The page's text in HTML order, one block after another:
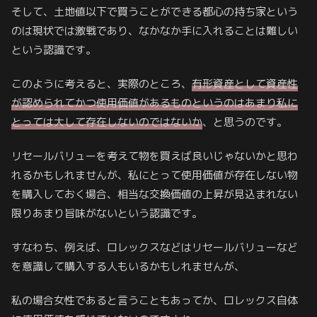
そして、土地値以下で買うことができる都心の持ち家という
のは現状では激戦であり、なかなか手に入れることは難しい
という認識です。
このように考えると、実際のところ、 有形資産として資産性
が認められてかつ使用価値があるものというのはあまり私に
とっては大して存在しないのではないか、と思うのです。
リセールバリューを考えて物を買えば良いじゃないかと思わ
れるかもしれませんが、私にとって使用価値が存在しない物
を購入しておく場合、相当な交換価値の上昇が見込まれない
限りあまり旨味がないという認識です。
すなわち、例えば、ロレックスなどはリセールバリューなど
を意識して購入する人もいるかもしれませんが、
私の場合女性であると言うこともあってか、ロレックス自体